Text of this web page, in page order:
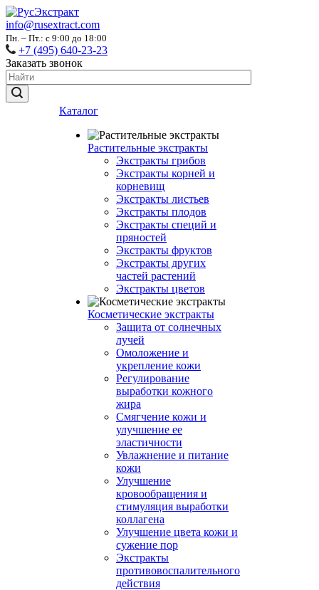
info@rusextract.com
Пн. – Пт.: с 9:00 до 18:00
+7 (495) 640-23-23
Заказать звонок
Каталог
Растительные экстракты
Экстракты грибов
Экстракты корней и
корневищ
Экстракты листьев
Экстракты плодов
Экстракты специй и
пряностей
Экстракты фруктов
Экстракты других
частей растений
Экстракты цветов
Косметические экстракты
Защита от солнечных
лучей
Омоложение и
укрепление кожи
Регулирование
выработки кожного
жира
Смягчение кожи и
улучшение ее
эластичности
Увлажнение и питание
кожи
Улучшение
кровообращения и
стимуляция выработки
коллагена
Улучшение цвета кожи и
сужение пор
Экстракты
противовоспалительного
действия